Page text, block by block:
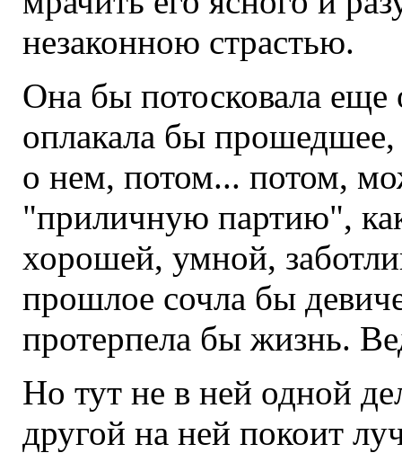
незаконною страстью.
Она бы потосковала
оплакала бы
о нем, потом... потом,
"приличную партию",
хорошей, умной,
прошлое сочла бы
протерпела бы жизнь.
Но тут не в ней одной
другой на ней покоит